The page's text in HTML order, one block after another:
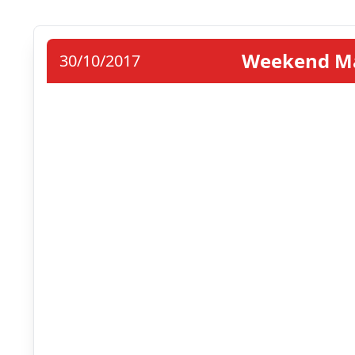
30/10/2017 Weekend